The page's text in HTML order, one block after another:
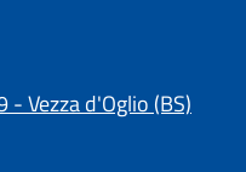
Vezza d'Oglio (BS)